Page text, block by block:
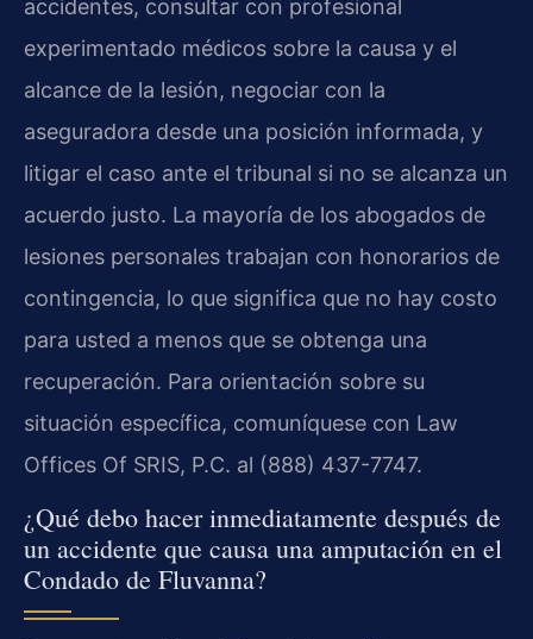
accidentes, consultar con profesional
experimentado médicos sobre la causa y el
alcance de la lesión, negociar con la
aseguradora desde una posición informada, y
litigar el caso ante el tribunal si no se alcanza un
acuerdo justo. La mayoría de los abogados de
lesiones personales trabajan con honorarios de
contingencia, lo que significa que no hay costo
para usted a menos que se obtenga una
recuperación. Para orientación sobre su
situación específica, comuníquese con Law
Offices Of SRIS, P.C. al (888) 437-7747.
¿Qué debo hacer inmediatamente después de
un accidente que causa una amputación en el
Condado de Fluvanna?